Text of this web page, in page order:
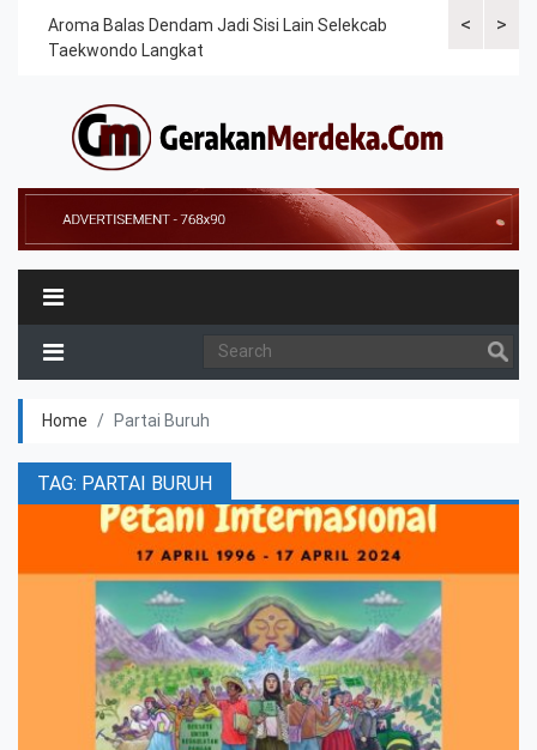
<
Aroma Balas Dendam Jadi Sisi Lain Selekcab
Taekwondo Langkat
>
Home Partai Buruh
TAG: PARTAI BURUH